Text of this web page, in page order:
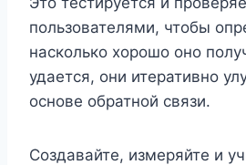
пользователями, чтобы
насколько хорошо оно
удается, они итеративно
основе обратной связи.
Создавайте, измеряйте и